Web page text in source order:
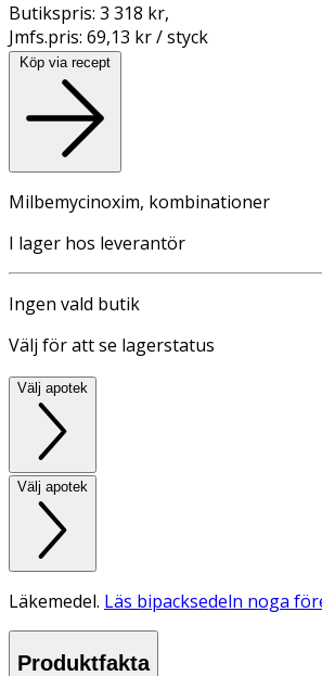
Butikspris: 3 318 kr,
Jmfs.pris: 69,13 kr / styck
Köp via recept
Milbemycinoxim, kombinationer
I lager hos leverantör
Ingen vald butik
Välj för att se lagerstatus
Välj apotek
Välj apotek
Läkemedel. Läs bipacksedeln noga
Produktfakta